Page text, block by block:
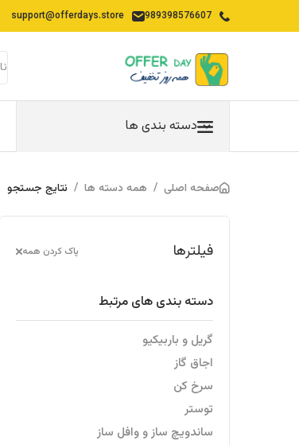
989398576607
support@offerdays.store
دسته بندی ها
صفحه اصلی / همه دسته ها / نتایج جستجو
فیلترها پاک کردن همه
دسته بندی های مرتبط
گریل و باربیکیو
اجاق گاز
سرخ کن
توستر
ساندویچ ساز و وافل ساز